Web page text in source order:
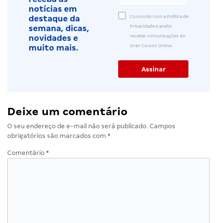
notícias em
destaque da
semana, dicas,
novidades e
muito mais.
Concordo com a Política de
Privacidade e aceito
receber comunicações do
Gran Cursos Online.
Deixe um comentário
O seu endereço de e-mail não será publicado. Campos
obrigatórios são marcados com *
Comentário *